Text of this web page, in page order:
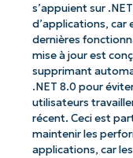
s’appuient sur
d’applications, car
dernières
mise à jour est
supprimant
.NET 8.0 pour
utilisateurs
récent. Ceci est
maintenir les
applications, car